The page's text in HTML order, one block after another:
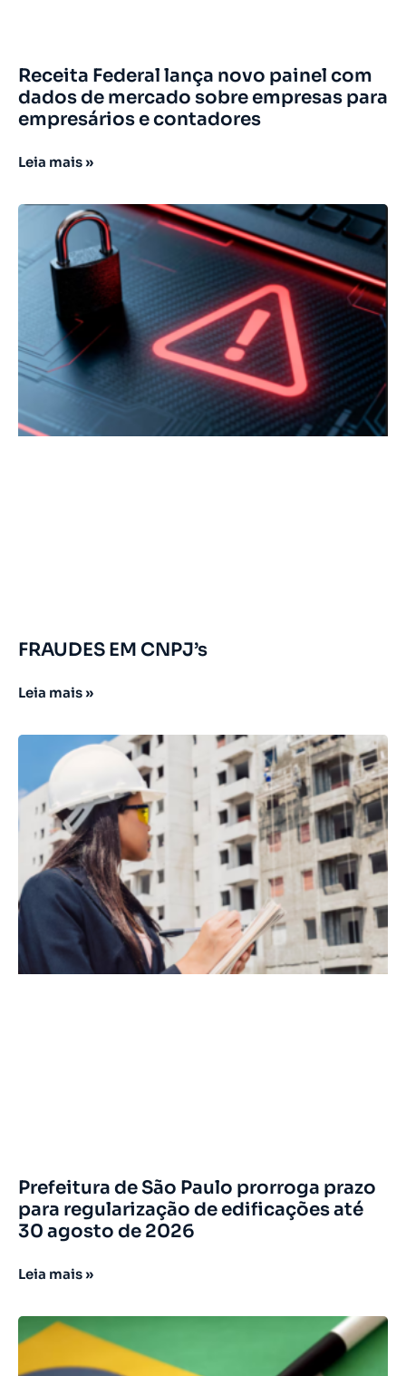
Receita Federal lança novo painel com
dados de mercado sobre empresas para
empresários e contadores
Leia mais »
FRAUDES EM CNPJ’s
Leia mais »
Prefeitura de São Paulo prorroga prazo
para regularização de edificações até
30 agosto de 2026
Leia mais »